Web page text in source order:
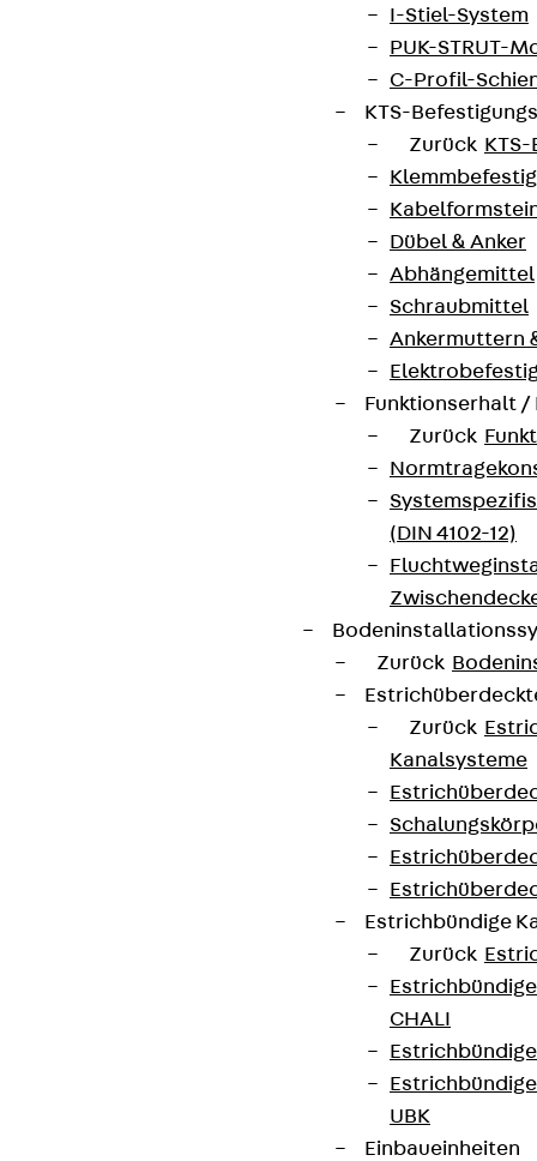
I-Stiel-System
PUK-STRUT-
C-Profil-
KTS-
Zurück
Dübel & Anker
Abhängemittel
Schraubmittel
Ankermuttern
Funktionserhalt
Zurück
(DIN 4102-12)
Zurück
Zurück
Kanalsysteme
Estrichbündige
Zurück
CHALI
UBK
Einbaueinheiten